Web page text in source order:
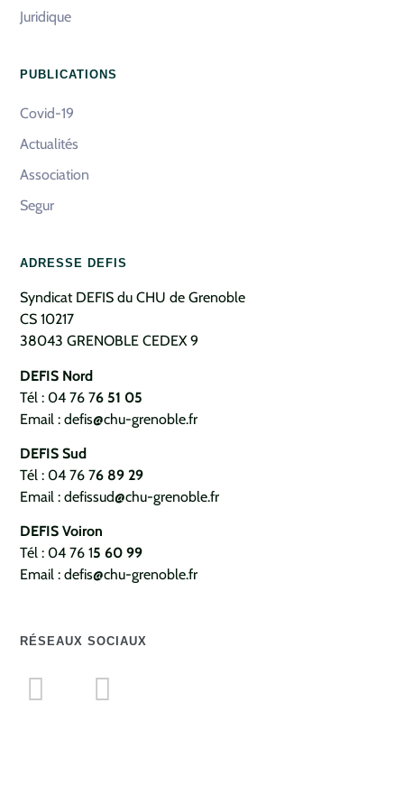
Juridique
PUBLICATIONS
Covid-19
Actualités
Association
Segur
ADRESSE DEFIS
Syndicat DEFIS du CHU de Grenoble
CS 10217
38043 GRENOBLE CEDEX 9
DEFIS Nord
Tél : 04 76 76 51 05
Email : defis@chu-grenoble.fr
DEFIS Sud
Tél : 04 76 76 89 29
Email : defissud@chu-grenoble.fr
DEFIS Voiron
Tél : 04 76 15 60 99
Email : defis@chu-grenoble.fr
RÉSEAUX SOCIAUX